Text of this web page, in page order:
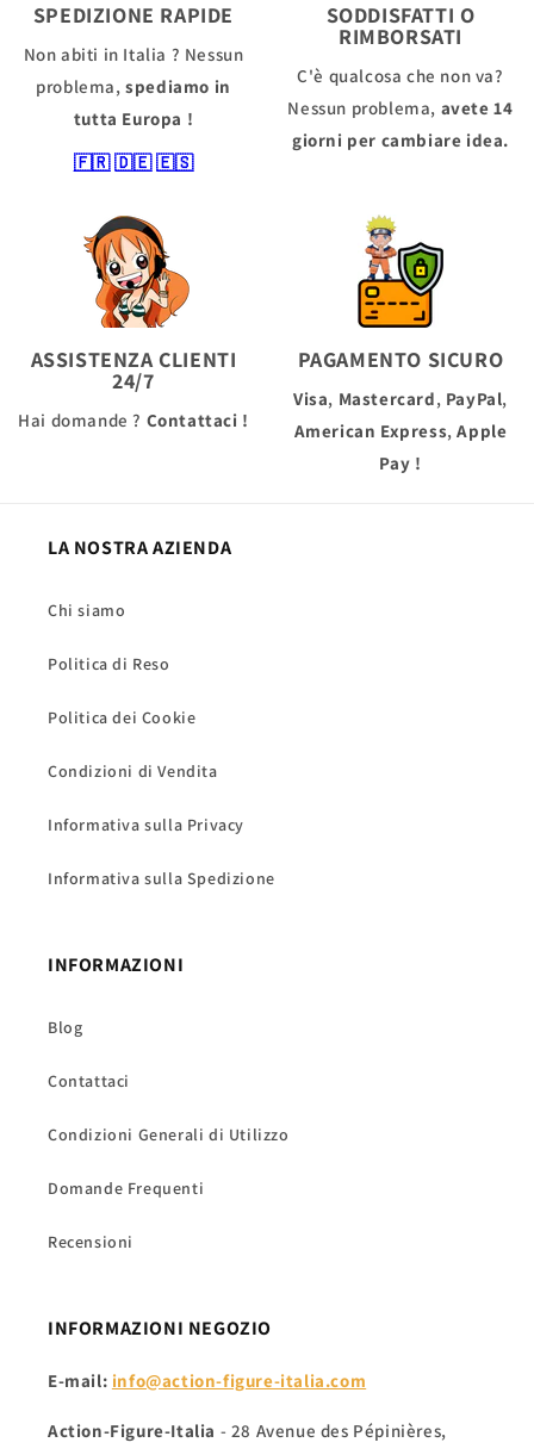
SPEDIZIONE RAPIDE
Non abiti in Italia ? Nessun
problema, spediamo in
tutta Europa !
🇫🇷🇩🇪🇪🇸
SODDISFATTI O
RIMBORSATI
C'è qualcosa che non va?
Nessun problema, avete 14
giorni per cambiare idea.
ASSISTENZA CLIENTI
24/7
Hai domande ? Contattaci !
PAGAMENTO SICURO
Visa, Mastercard, PayPal,
American Express,Apple
Pay !
LA NOSTRA AZIENDA
Chi siamo
Politica di Reso
Politica dei Cookie
Condizioni di Vendita
Informativa sulla Privacy
Informativa sulla Spedizione
INFORMAZIONI
Blog
Contattaci
Condizioni Generali di Utilizzo
Domande Frequenti
Recensioni
INFORMAZIONI NEGOZIO
E-mail: info@action-figure-italia.com
Action-Figure-Italia - 28 Avenue des Pépinières,